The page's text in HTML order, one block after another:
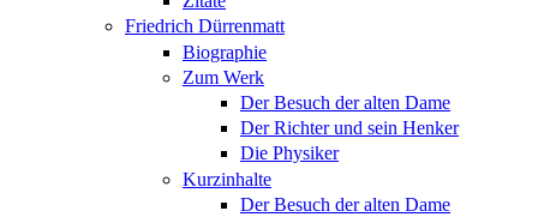
Friedrich Dürrenmatt
Biographie
Zum Werk
Der Besuch der alten Dame
Der Richter und sein Henker
Die Physiker
Kurzinhalte
Der Besuch der alten Dame